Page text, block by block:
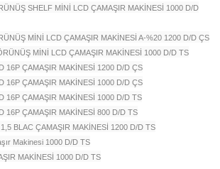
SHELF MİNİ LCD ÇAMAŞIR MAKİNESİ 1000 D/D
MİNİ LCD ÇAMAŞIR MAKİNESİ A-%20 1200 D/D ÇS
MİNİ LCD ÇAMAŞIR MAKİNESİ 1000 D/D TS
16P ÇAMAŞIR MAKİNESİ 1200 D/D ÇS
16P ÇAMAŞIR MAKİNESİ 1000 D/D ÇS
16P ÇAMAŞIR MAKİNESİ 1000 D/D TS
16P ÇAMAŞIR MAKİNESİ 800 D/D TS
BLAC ÇAMAŞIR MAKİNESİ 1200 D/D TS
Makinesi 1000 D/D TS
MAKİNESİ 1000 D/D TS